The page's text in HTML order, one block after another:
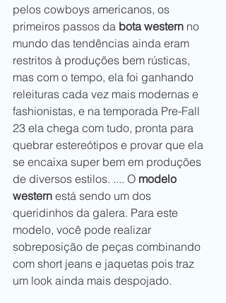
pelos cowboys americanos, os
primeiros passos da bota western no
mundo das tendências ainda eram
restritos à produções bem rústicas,
mas com o tempo, ela foi ganhando
releituras cada vez mais modernas e
fashionistas, e na temporada Pre-Fall
23 ela chega com tudo, pronta para
quebrar estereótipos e provar que ela
se encaixa super bem em produções
de diversos estilos. .... O modelo
western está sendo um dos
queridinhos da galera. Para este
modelo, você pode realizar
sobreposição de peças combinando
com short jeans e jaquetas pois traz
um look ainda mais despojado.